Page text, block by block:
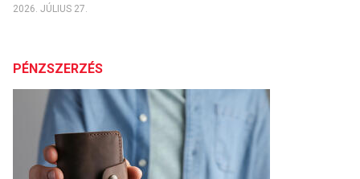
2026. JÚLIUS 27.
PÉNZSZERZÉS